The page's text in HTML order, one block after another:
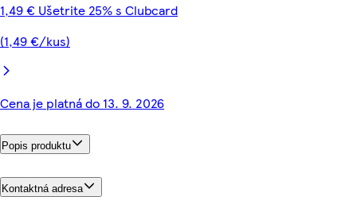
1,49 € Ušetrite 25% s Clubcard
(1,49 €/kus)
Cena je platná do 13. 9. 2026
Popis produktu
Kontaktná adresa